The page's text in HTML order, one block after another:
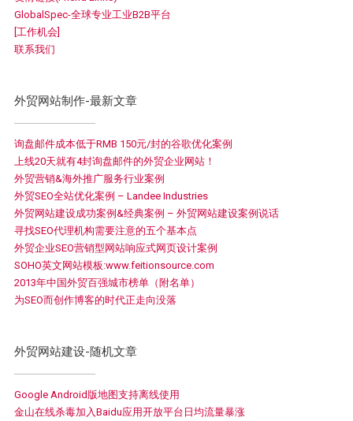
GlobalSpec-全球专业工业B2B平台
[工作机会]
联系我们
外贸网站制作-最新文章
询盘邮件成本低于RMB 150元/封的谷歌优化案例
上线20天就有4封询盘邮件的外贸企业网站！
外贸营销&海外推广服务行业案例
外贸SEO全站优化案例 – Landee Industries
外贸网站建设成功案例&经典案例 – 外贸网站建设案例说话
寻找SEO代理机构需要注意的五个基本点
外贸企业SEO营销型网站响应式网页设计案例
SOHO英文网站模板:www.feitionsource.com
2013年中国外贸百强城市榜单（附名单）
为SEO而创作博客的时代正走向没落
外贸网站建设-随机文章
Google Android版地图支持离线使用
金山在线杀毒加入Baidu应用开放平台日均流量暴涨